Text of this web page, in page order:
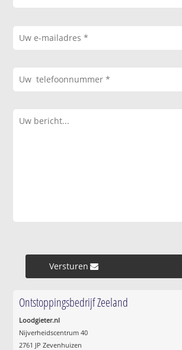
Versturen »
Ontstoppingsbedrijf Zeeland
Loodgieter.nl
Nijverheidscentrum 40
2761 JP Zevenhuizen